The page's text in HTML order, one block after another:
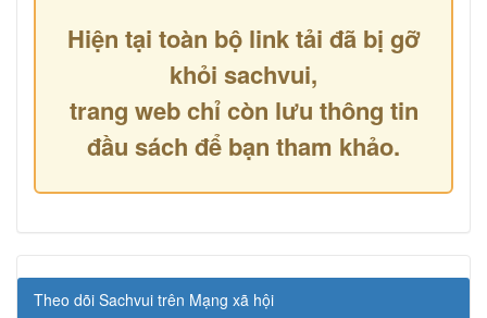
Hiện tại toàn bộ link tải đã bị gỡ
khỏi sachvui,
trang web chỉ còn lưu thông tin
đầu sách để bạn tham khảo.
Theo dõi Sachvui trên Mạng xã hội